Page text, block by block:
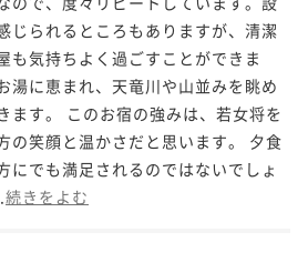
じられるところもありますが、清潔
も気持ちよく過ごすことができま
湯に恵まれ、天竜川や山並みを眺め
ます。 このお宿の強みは、若女将を
の笑顔と温かさだと思います。 夕食
にでも満足されるのではないでしょ
続きをよむ